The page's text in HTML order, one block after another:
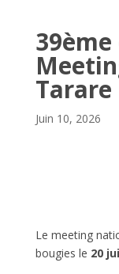
Tarare
Juin 10, 2026
Le meeting
bougies le 20